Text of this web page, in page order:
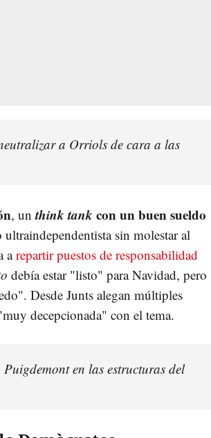
a Orriols de cara a las
, unthink tank con un buen sueldo
sin molestar al
arepartir puestos de responsabilidad
debía estar "listo" para Navidad, pero
Desde Junts alegan múltiples
decepcionada" con el tema.
en las estructuras del